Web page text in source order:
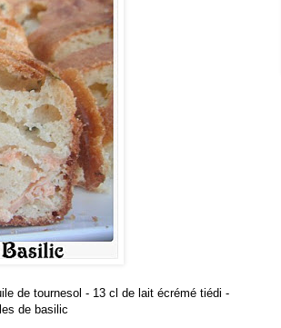
de tournesol - 13 cl de lait écrémé tiédi -
de basilic